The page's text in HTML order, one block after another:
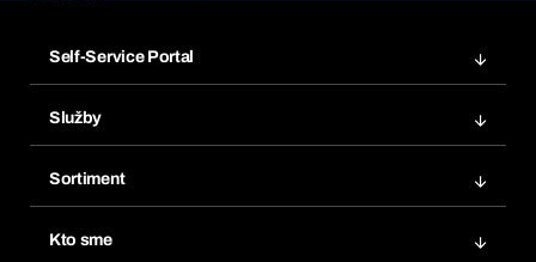
Self-Service Portal
Obľúbené
Opakované objednávky
Predplatné
Služby
Chemická databáza
Sortiment
Kto sme